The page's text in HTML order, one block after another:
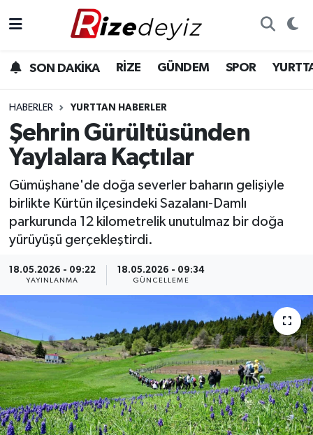
SON DAKİKA RİZE GÜNDEM SPOR
HABERLER YURTTAN HABERLER
Şehrin Gürültüsünden
Yaylalara Kaçtılar
Gümüşhane'de doğa severler baharın gelişiyle
birlikte Kürtün ilçesindeki Sazalanı-Damlı
parkurunda 12 kilometrelik unutulmaz bir doğa
yürüyüşü gerçekleştirdi.
18.05.2026 - 09:22
YAYINLANMA
18.05.2026 - 09:34
GÜNCELLEME
Gündem
Yurttan Haberler
Ekonomi
Teknoloji
Rize Hava Durumu
Rize Trafik Yoğunluk Haritası
Süper Lig Puan Durumu ve Fikstür
Tüm Manşetler
Haber Arşivi